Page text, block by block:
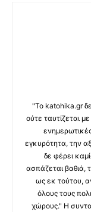
"Το katohika.gr
ούτε ταυτίζεται
εγκυρότητα, την
δε φέρει
ασπάζεται βαθιά,
ως εκ τούτου,
όλους τους
χώρους." Η